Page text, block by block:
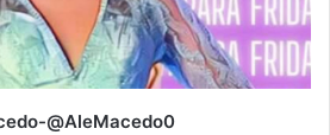
@AleMacedo0